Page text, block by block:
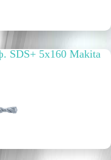
SDS+ 5x160 Makita